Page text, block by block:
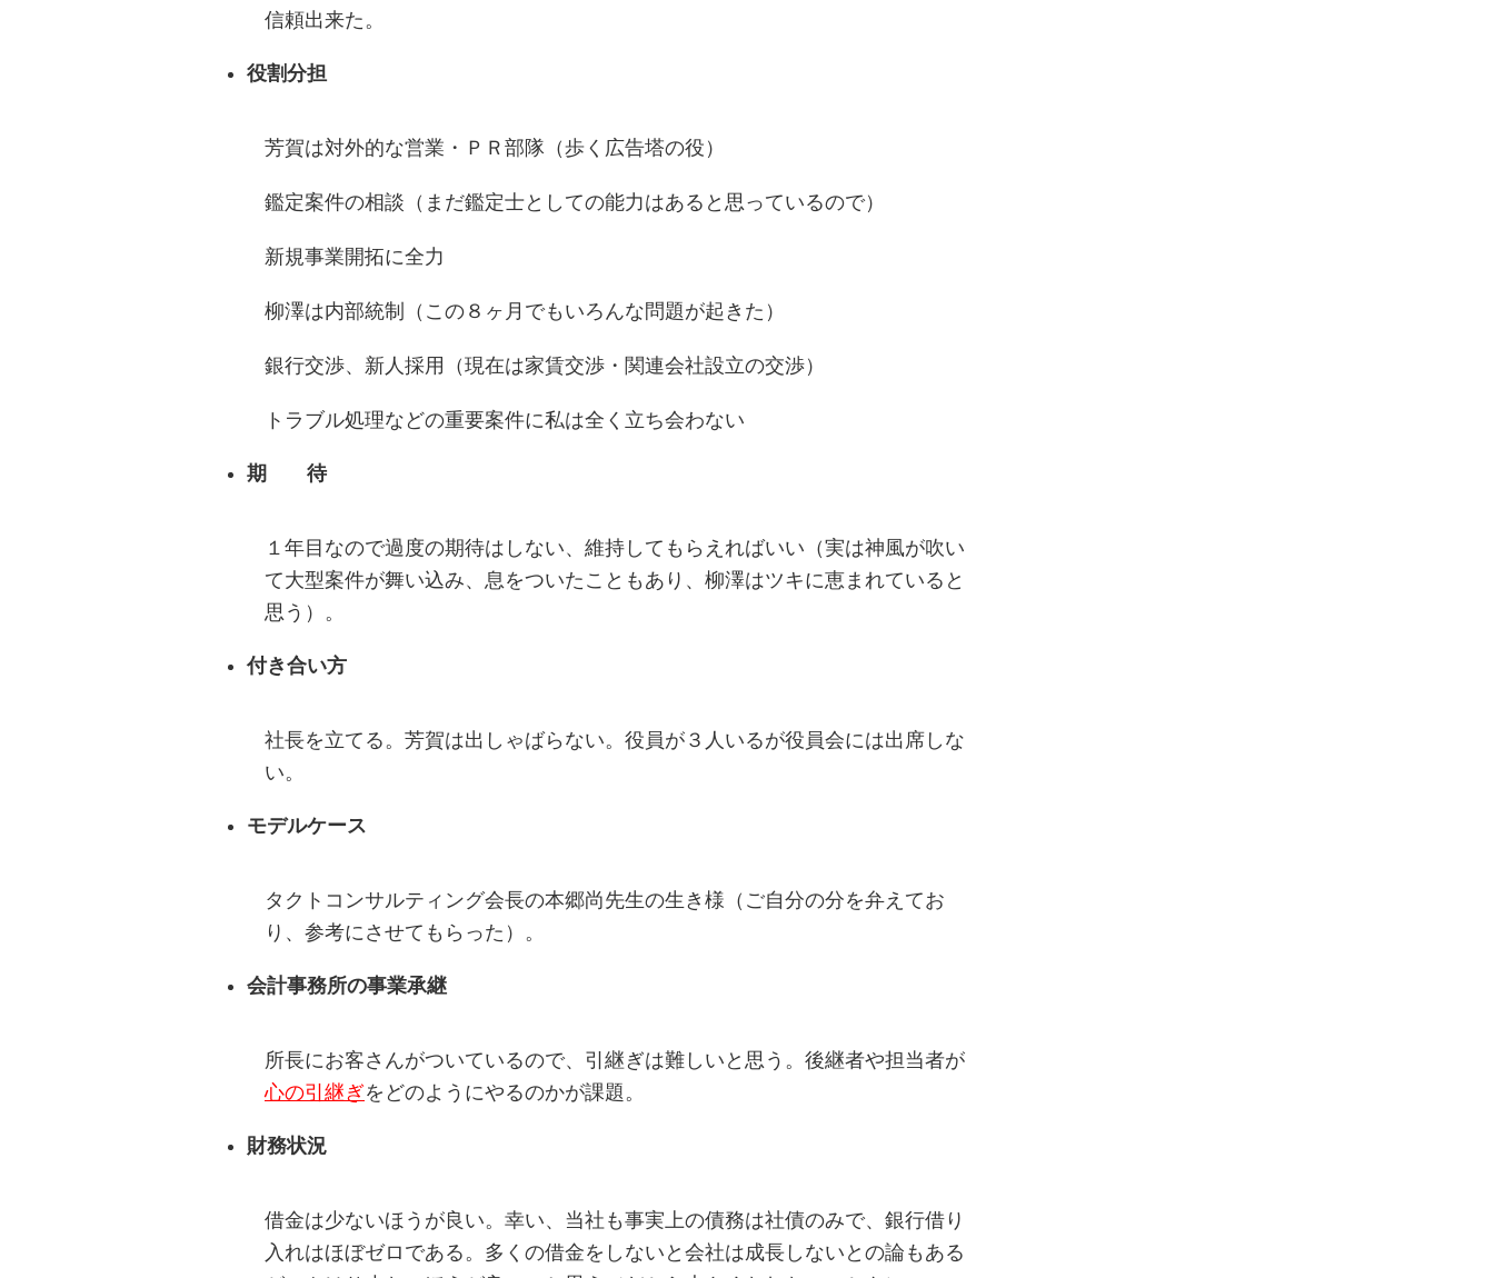
信頼出来た。
役割分担
芳賀は対外的な営業・ＰＲ部隊（歩く広告塔の役）
鑑定案件の相談（まだ鑑定士としての能力はあると思っているので）
新規事業開拓に全力
柳澤は内部統制（この８ヶ月でもいろんな問題が起きた）
銀行交渉、新人採用（現在は家賃交渉・関連会社設立の交渉）
トラブル処理などの重要案件に私は全く立ち会わない
期 待
１年目なので過度の期待はしない、維持してもらえればいい（実は神風が吹い
て大型案件が舞い込み、息をついたこともあり、柳澤はツキに恵まれていると
思う）。
付き合い方
社長を立てる。芳賀は出しゃばらない。役員が３人いるが役員会には出席しな
い。
モデルケース
タクトコンサルティング会長の本郷尚先生の生き様（ご自分の分を弁えてお
り、参考にさせてもらった）。
会計事務所の事業承継
所長にお客さんがついているので、引継ぎは難しいと思う。後継者や担当者が
心の引継ぎをどのようにやるのかが課題。
財務状況
借金は少ないほうが良い。幸い、当社も事実上の債務は社債のみで、銀行借り
入れはほぼゼロである。多くの借金をしないと会社は成長しないとの論もある